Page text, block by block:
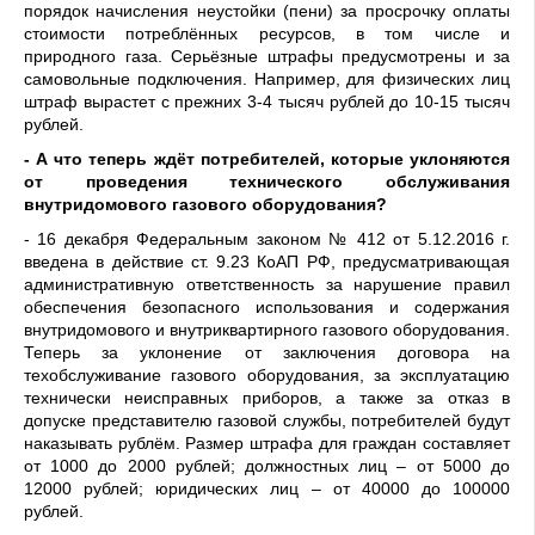
порядок начисления неустойки (пени) за просрочку оплаты
стоимости потреблённых ресурсов, в том числе и
природного газа. Серьёзные штрафы предусмотрены и за
самовольные подключения. Например, для физических лиц
штраф вырастет с прежних 3-4 тысяч рублей до 10-15 тысяч
рублей.
- А что теперь ждёт потребителей, которые уклоняются
от проведения технического обслуживания
внутридомового газового оборудования?
- 16 декабря Федеральным законом № 412 от 5.12.2016 г.
введена в действие ст. 9.23 КоАП РФ, предусматривающая
административную ответственность за нарушение правил
обеспечения безопасного использования и содержания
внутридомового и внутриквартирного газового оборудования.
Теперь за уклонение от заключения договора на
техобслуживание газового оборудования, за эксплуатацию
технически неисправных приборов, а также за отказ в
допуске представителю газовой службы, потребителей будут
наказывать рублём. Размер штрафа для граждан составляет
от 1000 до 2000 рублей; должностных лиц – от 5000 до
12000 рублей; юридических лиц – от 40000 до 100000
рублей.